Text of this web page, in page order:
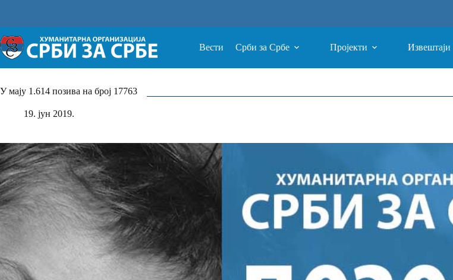
Вести Срби за Србе Пројекти Извештаји
У мају 1.614 позива на број 17763
19. јун 2019.